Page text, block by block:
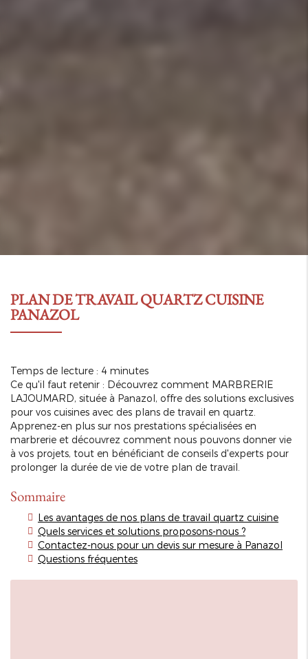
PLAN DE TRAVAIL QUARTZ CUISINE
PANAZOL
Temps de lecture : 4 minutes
Ce qu'il faut retenir : Découvrez comment MARBRERIE
LAJOUMARD, située à Panazol, offre des solutions exclusives
pour vos cuisines avec des plans de travail en quartz.
Apprenez-en plus sur nos prestations spécialisées en
marbrerie et découvrez comment nous pouvons donner vie
à vos projets, tout en bénéficiant de conseils d'experts pour
prolonger la durée de vie de votre plan de travail.
Sommaire
Les avantages de nos plans de travail quartz cuisine
Quels services et solutions proposons-nous ?
Contactez-nous pour un devis sur mesure à Panazol
Questions fréquentes